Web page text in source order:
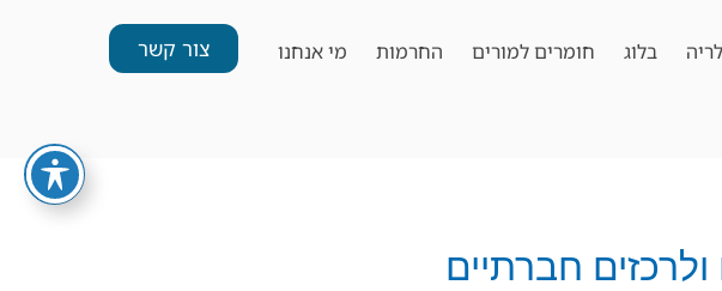
בלוג חומרים למורים החרמות מי אנחנו צור קשר
חברתיים